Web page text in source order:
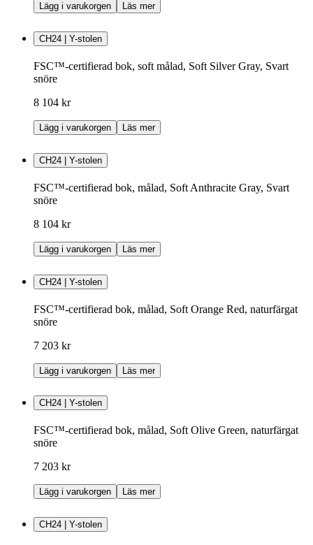
Lägg i varukorgen Läs mer
CH24 | Y-stolen
FSC™-certifierad bok, soft målad, Soft Silver Gray, Svart
snöre
8 104 kr
Lägg i varukorgen Läs mer
CH24 | Y-stolen
FSC™-certifierad bok, målad, Soft Anthracite Gray, Svart
snöre
8 104 kr
Lägg i varukorgen Läs mer
CH24 | Y-stolen
FSC™-certifierad bok, målad, Soft Orange Red, naturfärgat
snöre
7 203 kr
Lägg i varukorgen Läs mer
CH24 | Y-stolen
FSC™-certifierad bok, målad, Soft Olive Green, naturfärgat
snöre
7 203 kr
Lägg i varukorgen Läs mer
CH24 | Y-stolen